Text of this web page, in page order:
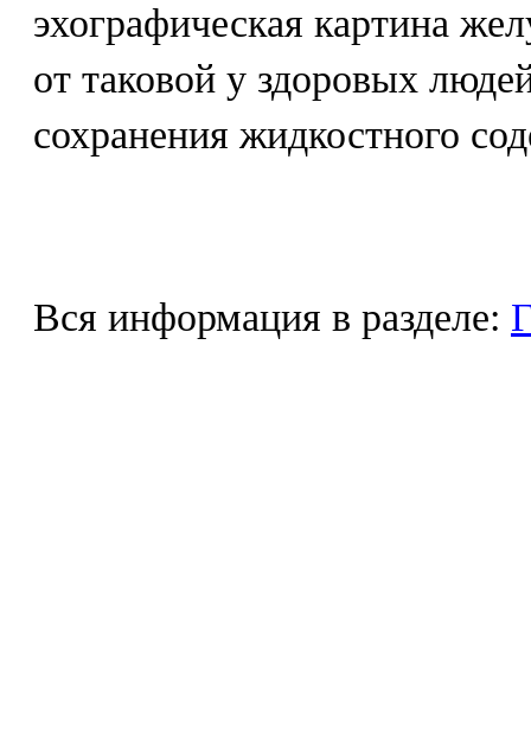
эхографическая картина
от таковой у здоровых
сохранения жидкостного
Вся информация в разделе: